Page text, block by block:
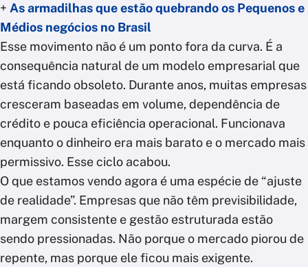
+ As armadilhas que estão quebrando os Pequenos e
Médios negócios no Brasil
Esse movimento não é um ponto fora da curva. É a
consequência natural de um modelo empresarial que
está ficando obsoleto. Durante anos, muitas empresas
cresceram baseadas em volume, dependência de
crédito e pouca eficiência operacional. Funcionava
enquanto o dinheiro era mais barato e o mercado mais
permissivo. Esse ciclo acabou.
O que estamos vendo agora é uma espécie de “ajuste
de realidade”. Empresas que não têm previsibilidade,
margem consistente e gestão estruturada estão
sendo pressionadas. Não porque o mercado piorou de
repente, mas porque ele ficou mais exigente.